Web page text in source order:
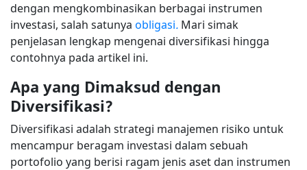
dengan mengkombinasikan berbagai instrumen
investasi, salah satunya obligasi. Mari simak
penjelasan lengkap mengenai diversifikasi hingga
contohnya pada artikel ini.
Apa yang Dimaksud dengan
Diversifikasi?
Diversifikasi adalah strategi manajemen risiko untuk
mencampur beragam investasi dalam sebuah
portofolio yang berisi ragam jenis aset dan instrumen